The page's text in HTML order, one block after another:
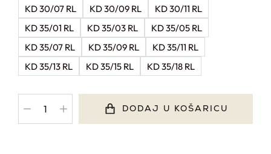
KD 30/07 RL
KD 30/09 RL
KD 30/11 RL
KD 35/01 RL
KD 35/03 RL
KD 35/05 RL
KD 35/07 RL
KD 35/09 RL
KD 35/11 RL
KD 35/13 RL
KD 35/15 RL KD 35/18 RL
DODAJ U KOŠARICU